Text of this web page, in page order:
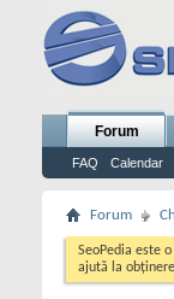
Forum
FAQ Calendar
Forum
SeoPedia este
ajută la